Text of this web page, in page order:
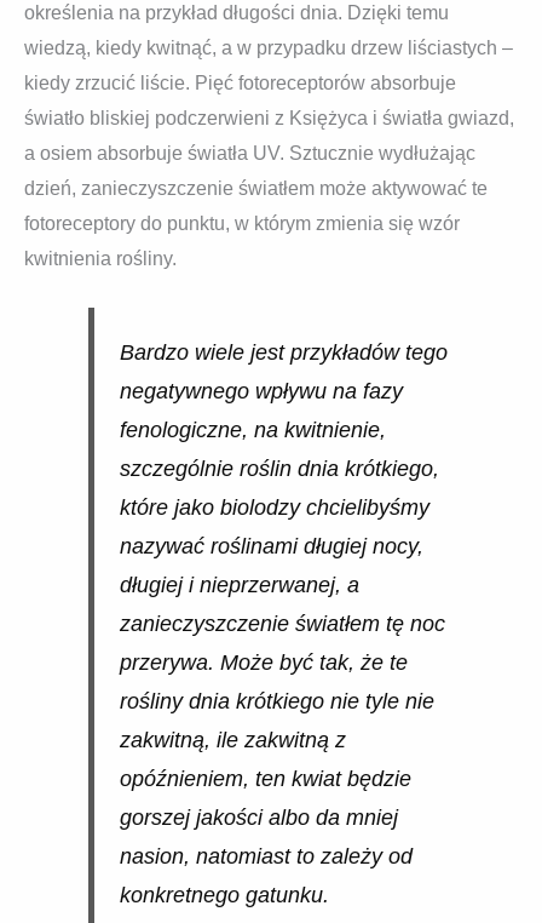
określenia na przykład długości dnia. Dzięki temu
wiedzą, kiedy kwitnąć, a w przypadku drzew liściastych –
kiedy zrzucić liście. Pięć fotoreceptorów absorbuje
światło bliskiej podczerwieni z Księżyca i światła gwiazd,
a osiem absorbuje światła UV. Sztucznie wydłużając
dzień, zanieczyszczenie światłem może aktywować te
fotoreceptory do punktu, w którym zmienia się wzór
kwitnienia rośliny.
Bardzo wiele jest przykładów tego
negatywnego wpływu na fazy
fenologiczne, na kwitnienie,
szczególnie roślin dnia krótkiego,
które jako biolodzy chcielibyśmy
nazywać roślinami długiej nocy,
długiej i nieprzerwanej, a
zanieczyszczenie światłem tę noc
przerywa. Może być tak, że te
rośliny dnia krótkiego nie tyle nie
zakwitną, ile zakwitną z
opóźnieniem, ten kwiat będzie
gorszej jakości albo da mniej
nasion, natomiast to zależy od
konkretnego gatunku.